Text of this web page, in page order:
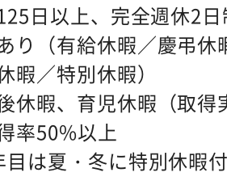
日以上、完全週休2
り（有給休暇／慶弔
暇／特別休暇）
休暇、育児休暇（取得
率50%以上
は夏・冬に特別休暇